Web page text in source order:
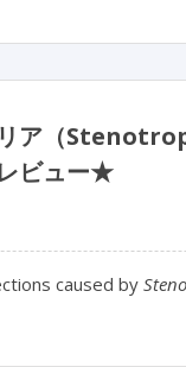
リア（
ビュー★
caused by